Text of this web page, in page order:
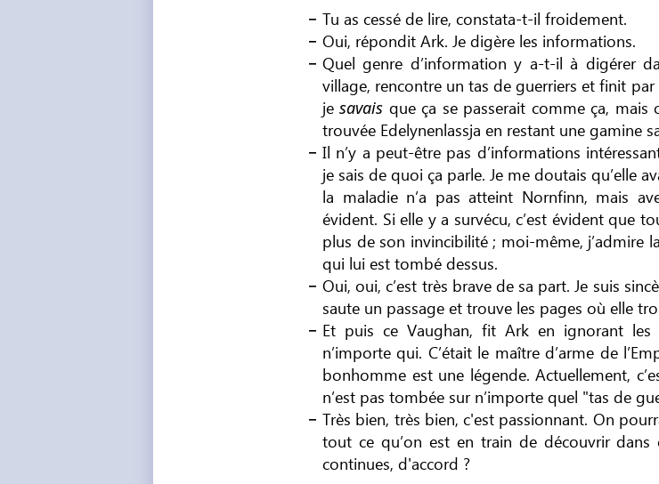
Tu as cessé de lire, constata-t-il froidement.
Oui, répondit Ark. Je digère les informations.
Quel genre d’information y a-t-il à digérer
village, rencontre un tas de guerriers et finit
jesavais que ça se passerait comme ça, mais
trouvée Edelynenlassja en restant une gamine
Il n’y a peut-être pas d’informations
je sais de quoi ça parle. Je me doutais qu’elle
la maladie n’a pas atteint Nornfinn, mais
évident. Si elle y a survécu, c’est évident que
plus de son invincibilité ; moi-même, j’admire
qui lui est tombé dessus.
Oui, oui, c’est très brave de sa part. Je suis
saute un passage et trouve les pages où elle
Et puis ce Vaughan, fit Ark en ignorant les
n’importe qui. C’était le maître d’arme de
bonhomme est une légende. Actuellement,
n’est pas tombée sur n’importe quel "tas de
Très bien, très bien, c'est passionnant. On
tout ce qu’on est en train de découvrir
continues, d'accord ?